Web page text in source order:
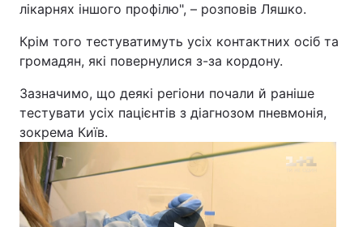
лікарнях іншого профілю", – розповів Ляшко.
Крім того тестуватимуть усіх контактних осіб та
громадян, які повернулися з-за кордону.
Зазначимо, що деякі регіони почали й раніше
тестувати усіх пацієнтів з діагнозом пневмонія,
зокрема Київ.